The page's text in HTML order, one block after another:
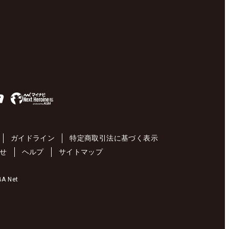
ガイドライン
特定商取引法に基づく表示
ヘルプ サイトマップ
Net